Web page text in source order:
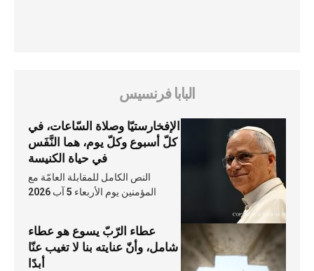
البابا فرنسيس
الإفخارستيّا وصلاة السّاعات، في
كلّ أسبوع وكلّ يوم، هما النَّفَس
في حياة الكنيسة
النص الكامل للمقابلة العامّة مع
المؤمنين يوم الأربعاء 5 آب 2026
عطاء الرّبّ يسوع هو عطاء
شامل، وأنّ عنايته بنا لا تغيب عنّا
أبدًا